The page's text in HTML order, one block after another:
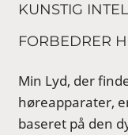
KUNSTIG
FORBEDRER
Min Lyd, der
høreapparater,
baseret på den